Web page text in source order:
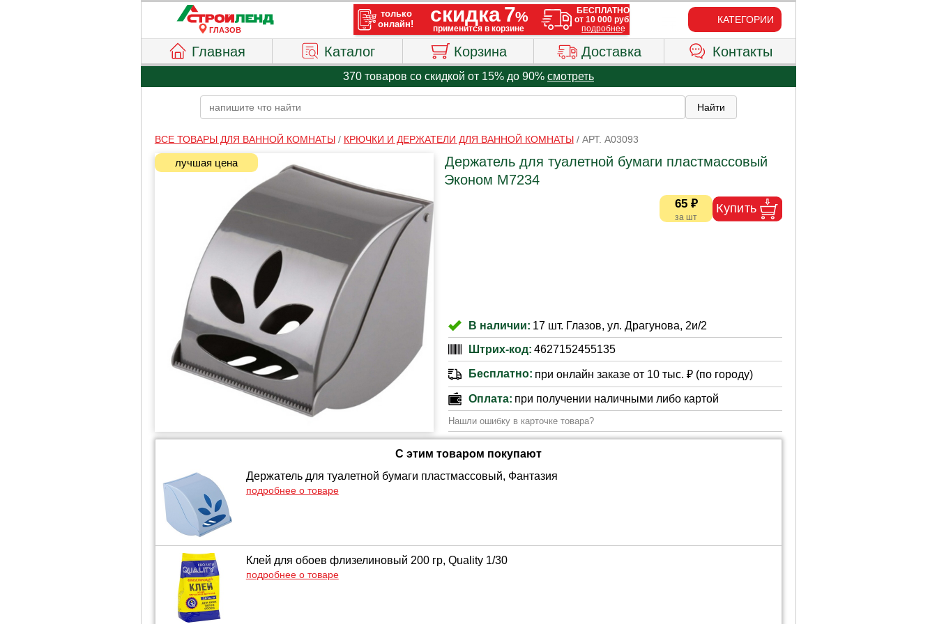
ГЛАЗОВ
КАТЕГОРИИ
Главная Каталог Корзина Доставка Контакты
370 товаров со скидкой от 15% до 90% смотреть
ВСЕ ТОВАРЫ ДЛЯ ВАННОЙ КОМНАТЫ/ КРЮЧКИ И ДЕРЖАТЕЛИ ДЛЯ ВАННОЙ КОМНАТЫ/ АРТ. A03093
Держатель для туалетной бумаги пластмассовый
Эконом М7234
65 ₽
В наличии: 17 шт. Глазов, ул. Драгунова, 2и/2
Штрих-код: 4627152455135
Бесплатно: при онлайн заказе от 10 тыс. ₽ (по городу)
Оплата: при получении наличными либо картой
Нашли ошибку в карточке товара?
С этим товаром покупают
Держатель для туалетной бумаги пластмассовый, Фантазия
подробнее о товаре
Клей для обоев флизелиновый 200 гр, Quality 1/30
подробнее о товаре